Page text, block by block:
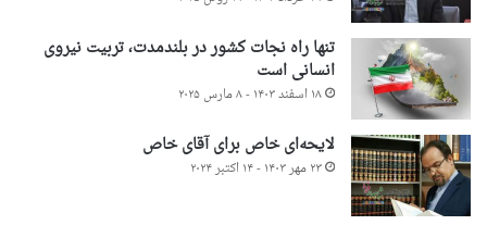
تنها راه نجات کشور در بلندمدت، تربیت نیروی
انسانی است
۱۸ اسفند ۱۴۰۳ - ۸ مارس ۲۰۲۵
لایحه‌ای خاص برای آقای خاص
۲۳ مهر ۱۴۰۳ - ۱۴ اکتبر ۲۰۲۴